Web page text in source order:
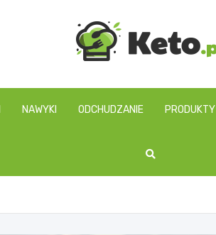
keto.pl
NAWYKI ODCHUDZANIE PRODUKTY